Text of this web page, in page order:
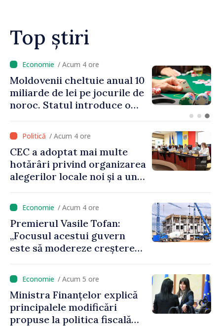
pentru oameni”
Top știri
/ Acum 4 ore
Moldovenii cheltuie anual 10
miliarde de lei pe jocurile de
noroc. Statul introduce o
peste 500 de milioane de lei
la buget / Acum 4 ore
CEC a adoptat mai multe
hotărâri privind organizarea
alegerilor locale noi și a unui
Delacău, raionul Anenii Noi
/ Acum 4 ore
Premierul Vasile Tofan:
„Focusul acestui guvern
este să modereze creșterea
/ Acum 5 ore
Ministra Finanțelor explică
principalele modificări
propuse la politica fiscală